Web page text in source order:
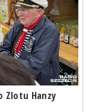
Zlotu Hanzy